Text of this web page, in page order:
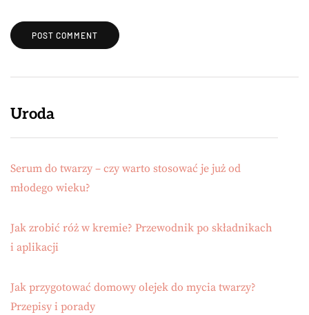
Uroda
Serum do twarzy – czy warto stosować je już od
młodego wieku?
Jak zrobić róż w kremie? Przewodnik po składnikach
i aplikacji
Jak przygotować domowy olejek do mycia twarzy?
Przepisy i porady